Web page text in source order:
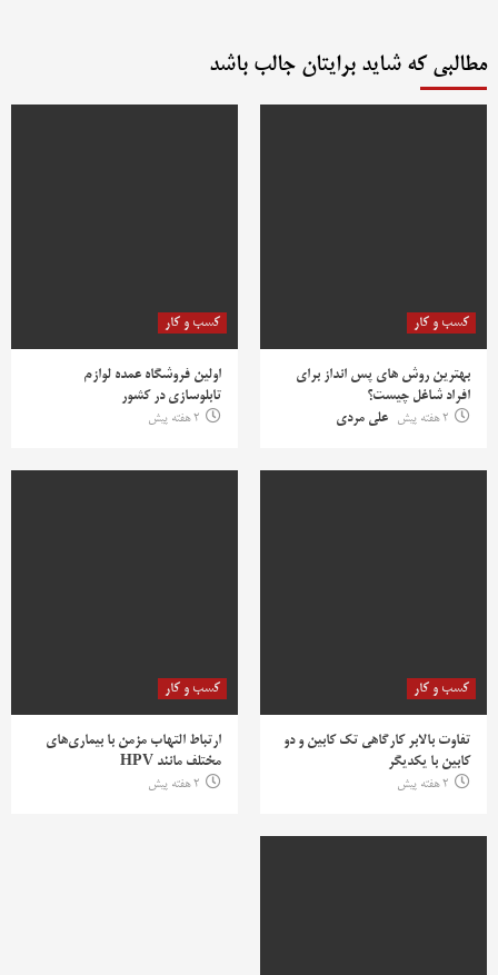
مطالبی که شاید برایتان جالب باشد
کسب و کار
بهترین روش‌ های پس‌ انداز برای
افراد شاغل چیست؟
2 هفته پیش
علی مردی
کسب و کار
اولین فروشگاه عمده لوازم
تابلوسازی در کشور
2 هفته پیش
کسب و کار
تفاوت بالابر کارگاهی تک کابین و دو
کابین با یکدیگر
2 هفته پیش
کسب و کار
ارتباط التهاب مزمن با بیماری‌های
مختلف مانند HPV
2 هفته پیش